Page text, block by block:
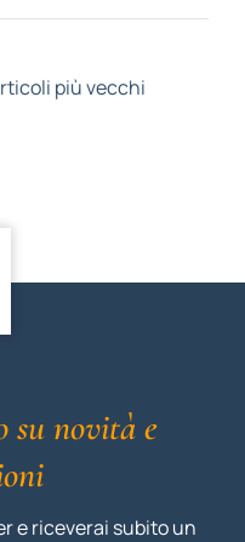
più vecchi
su novità e
e riceverai subito un